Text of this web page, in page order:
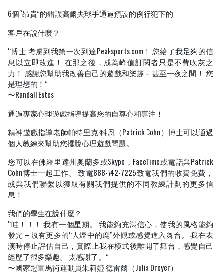
6個“昂貴”的錯誤高爾夫球手通過預設的例行犯下的
客戶在說什麼？
“博士 考慮到我第一次到達Peaksports.com！ 您給了我足夠的信
息以立即改進！ 在那之後，成為峰值訂閱者只是不費吹灰之
力！ 感謝您幫助我改善自己的遊戲和樂趣 – 甚至一夜之間！ 您
是理想的！”
〜Randall Estes
通過專家心理遊戲指導提高您的自尊心和專注！
精神遊戲指導老師帕特里克·科恩（Patrick Cohn）博士可以通過
個人教練來幫助您擺脫心理遊戲問題。
您可以在佛羅里達州奧蘭多或Skype，FaceTime或電話與Patrick
Cohn博士一起工作。 致電888-742-7225致電我們的收費免費，
或與我們聯繫以獲取有關我們提供的不同教練計劃的更多信
息！
我們的學生在說什麼？
“哇！！！ 我有一個星期。 我能夠充滿信心，使我的風格能夠
發光 – 沒有更多的“大燈中的鹿”外觀或感覺進入舞台。 我在表
演時停止評估自己，實際上我在模式後離開了舞台，感覺自己
經歷了很多樂趣。 太感謝了。”
〜國家冠軍馬術運動員朱莉婭·德雷爾（Julia Dreyer）